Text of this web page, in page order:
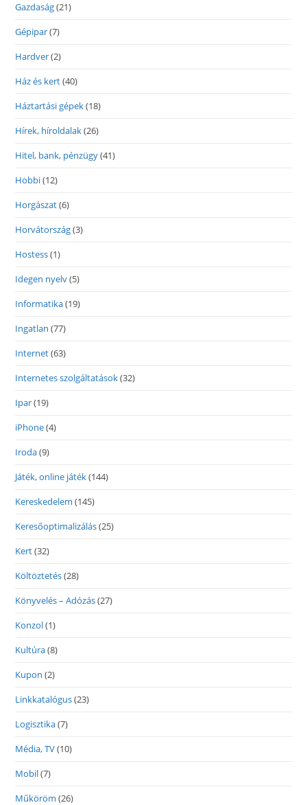
Gazdaság(21)
Gépipar(7)
Hardver(2)
Ház és kert(40)
Háztartási gépek(18)
Hírek, híroldalak(26)
Hitel, bank, pénzügy(41)
Hobbi(12)
Horgászat(6)
Horvátország(3)
Hostess(1)
Idegen nyelv(5)
Informatika(19)
Ingatlan (77)
Internet(63)
Internetes szolgáltatások(32)
Ipar(19)
iPhone(4)
Iroda(9)
Játék, online játék(144)
Kereskedelem (145)
Keresőoptimalizálás(25)
Kert(32)
Költöztetés(28)
Könyvelés – Adózás(27)
Konzol(1)
Kultúra(8)
Kupon (2)
Linkkatalógus(23)
Logisztika(7)
Média, TV(10)
Mobil(7)
Műköröm (26)